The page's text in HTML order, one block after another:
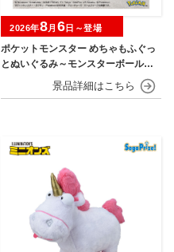
ポケットモンスター めちゃもふぐっ
とぬいぐるみ～モンスターボール・
スーパーボール・ハイパーボール・
マスターボール・プレミアボール～
2026年8月 6日～登場